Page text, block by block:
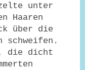
unter
Haaren
über die
schweifen.
die dicht